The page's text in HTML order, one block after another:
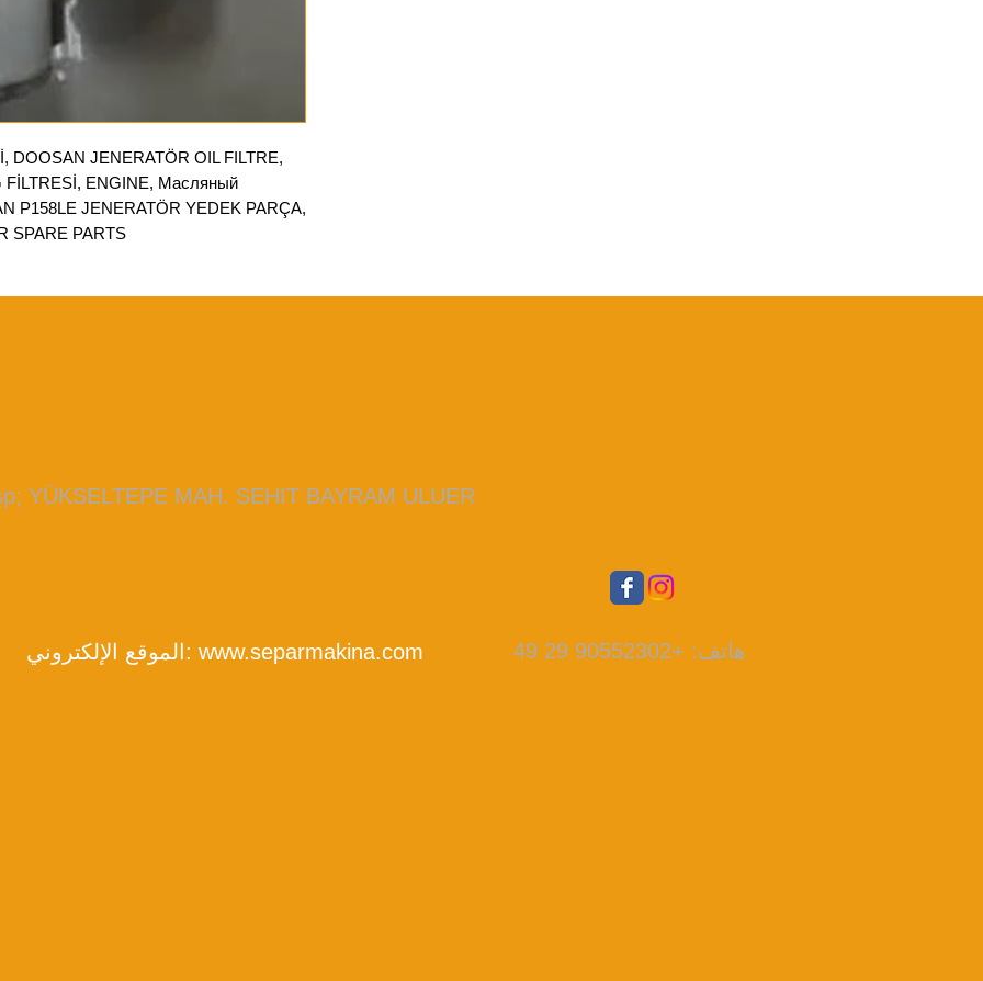
DOOSAN JENERATÖR OIL FILTRE,
FİLTRESİ, ENGINE, Масляный
P158LE JENERATÖR YEDEK PARÇA,
SPARE PARTS,
YÜKSELTEPE MAH. SEHIT BAYRAM ULUER
الموقع الإلكتروني: www.separmakina.com هاتف: +90552302 29 49